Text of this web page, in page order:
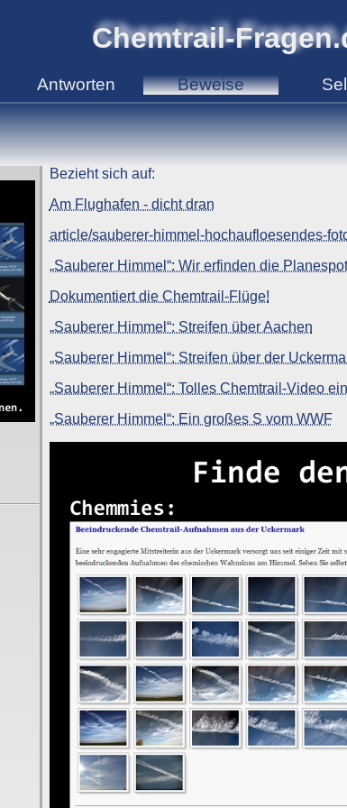
Chemtrail-
Antworten Beweise
Bezieht sich auf:
Am Flughafen - dicht dran
article/sauberer-himmel-hochaufloesendes-
„Sauberer Himmel“: Wir erfinden die
Dokumentiert die Chemtrail-Flüge!
„Sauberer Himmel“: Streifen über Aachen
„Sauberer Himmel“: Streifen über der
„Sauberer Himmel“: Tolles Chemtrail-Video
„Sauberer Himmel“: Ein großes S vom WWF